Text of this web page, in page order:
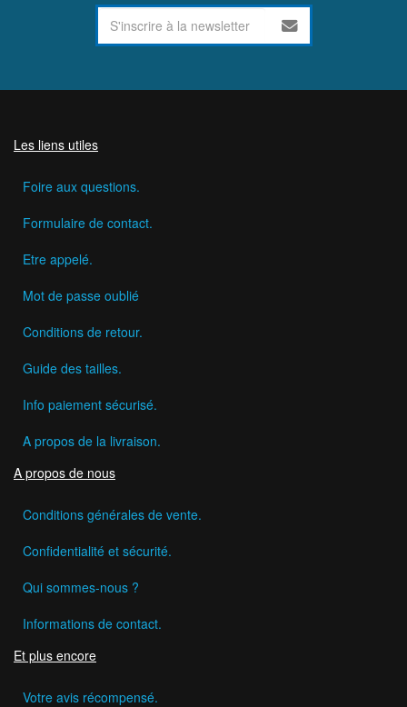
Les liens utiles
Foire aux questions.
Formulaire de contact.
Etre appelé.
Mot de passe oublié
Conditions de retour.
Guide des tailles.
Info paiement sécurisé.
A propos de la livraison.
A propos de nous
Conditions générales de vente.
Confidentialité et sécurité.
Qui sommes-nous ?
Informations de contact.
Et plus encore
Votre avis récompensé.